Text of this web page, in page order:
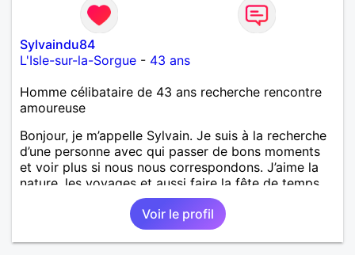
Sylvaindu84
L'Isle-sur-la-Sorgue - 43 ans
Homme célibataire de 43 ans recherche rencontre
amoureuse
Bonjour, je m’appelle Sylvain. Je suis à la recherche
d’une personne avec qui passer de bons moments
et voir plus si nous nous correspondons. J’aime la
nature, les voyages et aussi faire la fête de temps
en temps ;-)Je suis papa d’un petit garçon de 7 ans
dont je m’occupe en garde alternée. J’aime à peu
près tous les styles de musique. (Oui je suis pas
trop fan de Jul). Je fais du sport pour garder la
Voir le profil